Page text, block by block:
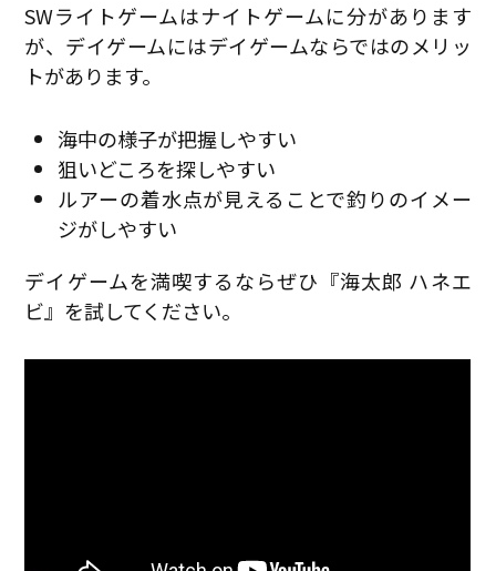
SWライトゲームはナイトゲームに分があります
が、デイゲームにはデイゲームならではのメリッ
トがあります。
海中の様子が把握しやすい
狙いどころを探しやすい
ルアーの着水点が見えることで釣りのイメー
ジがしやすい
デイゲームを満喫するならぜひ『海太郎 ハネエ
ビ』を試してください。